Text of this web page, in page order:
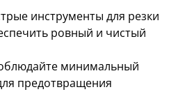
инструменты для резки
ровный и чистый
минимальный
предотвращения